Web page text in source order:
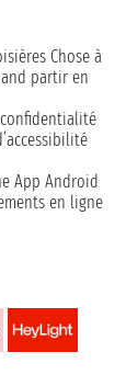
Chose à
partir en
App Android
en ligne